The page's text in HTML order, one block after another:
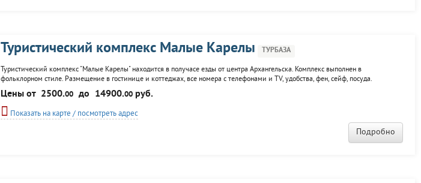
Туристический комплекс Малые Карелы ТУРБАЗА
Туристический комплекс "Малые Карелы" находится в получасе езды от центра Архангельска. Комплекс выполнен в
фольклорном стиле. Размещение в гостинице и коттеджах, все номера с телефонами и TV, удобства, фен, сейф, посуда.
Инфраструктура комплекса включает ресторан и кафе-бар, конференц-зал, прокат спортивного инвентаря, детскую площадку,
бани, развлекательный центр с боулингом и...
Цены от 2500.00 до 14900.00руб.
Показать на карте / посмотреть адрес
Подробно